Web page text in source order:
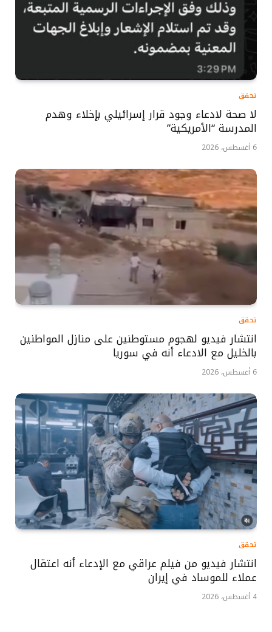
تحقق
لا صحة لادعاء وجود قرار إسرائيلي بإخلاء وهدم
المدرسة “الأمريكية”
6 أغسطس، 2026
تحقق
انتشار فيديو لهجوم مستوطنين على منازل المواطنين
بالخليل مع الادعاء أنه في سوريا
6 أغسطس، 2026
تحقق
انتشار فيديو من فيلم عراقي مع الإدعاء أنه اعتقال
عملاء للموساد في إيران
4 أغسطس، 2026